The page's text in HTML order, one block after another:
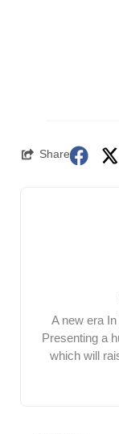
Share
A new era
Presenting a
which will